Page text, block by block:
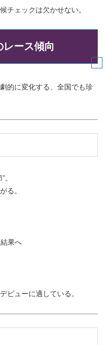
チェックは欠かせない。
ース傾向
的に変化する、全国でも珍
。
る。
果へ
ビューに適している。